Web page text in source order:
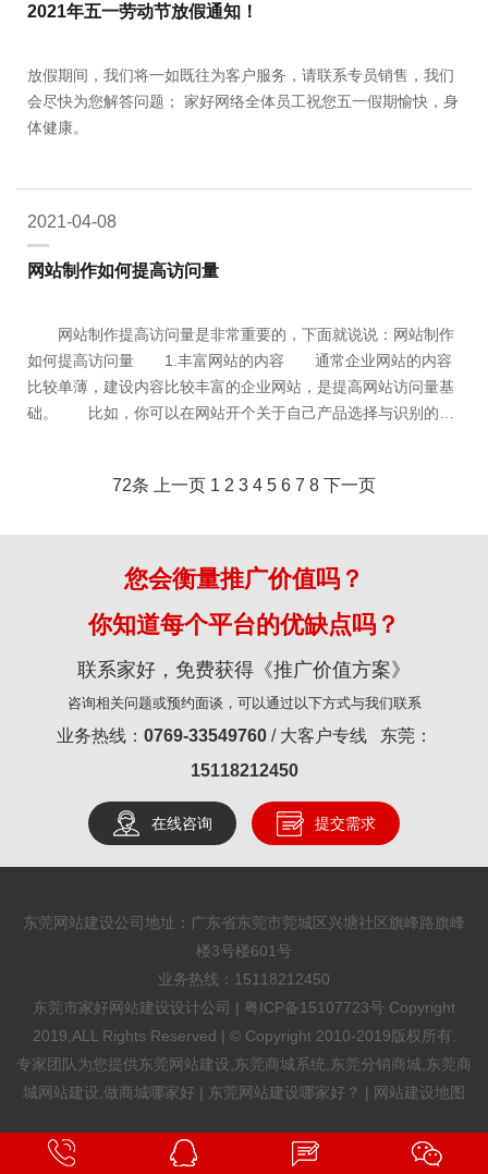
2021年五一劳动节放假通知！
放假期间，我们将一如既往为客户服务，请联系专员销售，我们
会尽快为您解答问题； 家好网络全体员工祝您五一假期愉快，身
体健康。
2021-04-08
网站制作如何提高访问量
网站制作提高访问量是非常重要的，下面就说说：网站制作
如何提高访问量 1.丰富网站的内容 通常企业网站的内容
比较单薄，建设内容比较丰富的企业网站，是提高网站访问量基
础。 比如，你可以在网站开个关于自己产品选择与识别的小
法哦。 3.学学seo（搜索引擎排名）吧，看以看看我们的《
72条 上一页 1 2 3 4 5 6 7 8 下一页
您会衡量推广价值吗？
你知道每个平台的优缺点吗？
联系家好，免费获得《推广价值方案》
咨询相关问题或预约面谈，可以通过以下方式与我们联系
业务热线： 0769-33549760/ 大客户专线 东莞：
15118212450
在线咨询 提交需求
东莞网站建设公司地址：广东省东莞市莞城区兴塘社区旗峰路旗峰
楼3号楼601号
业务热线： 15118212450
东莞市家好网站建设设计公司 | 粤ICP备15107723号 Copyright
2019,ALL Rights Reserved | © Copyright 2010-2019版权所有.
专家团队为您提供东莞网站建设 东莞商城系统 东莞分销商城 东莞商
城网站建设 做商城哪家好 | 东莞网站建设哪家好？ | 网站建设地图